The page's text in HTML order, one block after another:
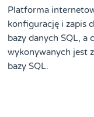
Platforma
konfigurację i zapis
bazy danych SQL, a
wykonywanych jest
bazy SQL.